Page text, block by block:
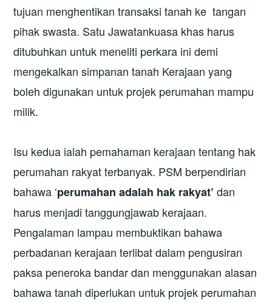
tujuan menghentikan transaksi tanah ke tangan
pihak swasta. Satu Jawatankuasa khas harus
ditubuhkan untuk meneliti perkara ini demi
mengekalkan simpanan tanah Kerajaan yang
boleh digunakan untuk projek perumahan mampu
milik.
Isu kedua ialah pemahaman kerajaan tentang hak
perumahan rakyat terbanyak. PSM berpendirian
bahawa ‘perumahan adalah hak rakyat’ dan
harus menjadi tanggungjawab kerajaan.
Pengalaman lampau membuktikan bahawa
perbadanan kerajaan terlibat dalam pengusiran
paksa peneroka bandar dan menggunakan alasan
bahawa tanah diperlukan untuk projek perumahan